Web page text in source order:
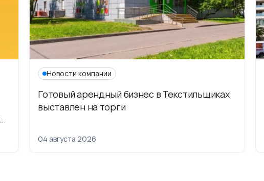
Новости компании
Готовый арендный бизнес в Текстильщиках
выставлен на торги
04 августа 2026